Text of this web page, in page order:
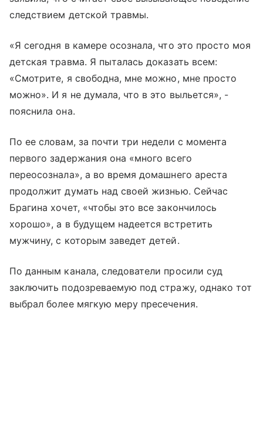
следствием детской травмы.
«Я сегодня в камере осознала, что это просто моя
детская травма. Я пыталась доказать всем:
«Смотрите, я свободна, мне можно, мне просто
можно». И я не думала, что в это выльется», -
пояснила она.
По ее словам, за почти три недели с момента
первого задержания она «много всего
переосознала», а во время домашнего ареста
продолжит думать над своей жизнью. Сейчас
Брагина хочет, «чтобы это все закончилось
хорошо», а в будущем надеется встретить
мужчину, с которым заведет детей.
По данным канала, следователи просили суд
заключить подозреваемую под стражу, однако тот
выбрал более мягкую меру пресечения.